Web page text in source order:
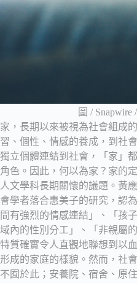
圖 / Snapwire
家，長期以來被視為社會組成
習、個性、情感的養成，到社
獨立個體連結到社會，「家」
角色。因此，何以為家？家的
人文學科長期關懷的議題。黃
會學者落合惠美子的研究，認
間有強烈的情感連結」、「孩
域內的性別分工」、「非親屬
特質確實令人直觀地聯想到以
形成的家庭的樣貌。然而，社
不囿於此；安養院、宿舍、原